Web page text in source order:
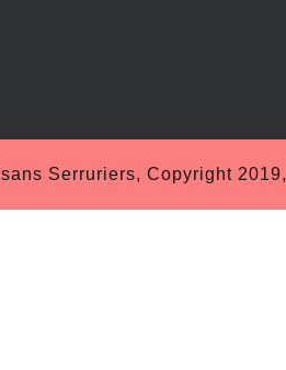
Serruriers, Copyright 2019,